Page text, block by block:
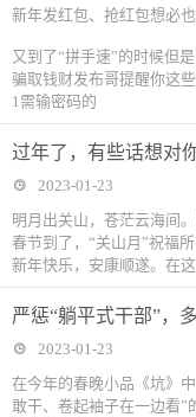
新年发红包、抢红包想必
又到了“拼手速”的时候但
骗取钱财发布哥提醒你这
1需输密码的
过年了，有些话想对
2023-01-23
明月出关山，苍茫云海间
春节到了，“关山月”祝福
新年快乐，安康顺遂。在
严惩“躺平式干部”，
2023-01-23
在今年的春晚小品《坑》
敢干、卷起袖子在一边看”